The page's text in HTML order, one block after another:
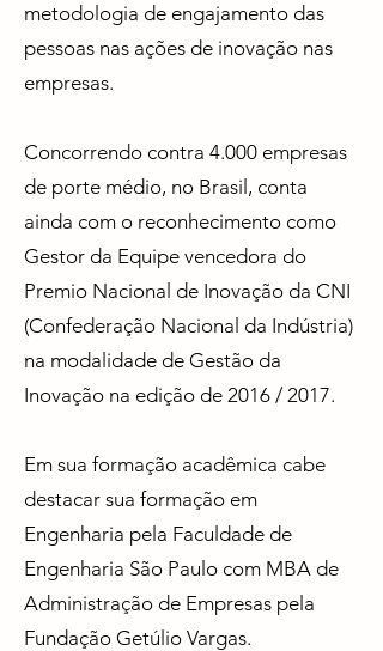
metodologia de engajamento das
pessoas nas ações de inovação nas
empresas.
Concorrendo contra 4.000 empresas
de porte médio, no Brasil, conta
ainda com o reconhecimento como
Gestor da Equipe vencedora do
Premio Nacional de Inovação da CNI
(Confederação Nacional da Indústria)
na modalidade de Gestão da
Inovação na edição de 2016 / 2017.
Em sua formação acadêmica cabe
destacar sua formação em
Engenharia pela Faculdade de
Engenharia São Paulo com MBA de
Administração de Empresas pela
Fundação Getúlio Vargas.